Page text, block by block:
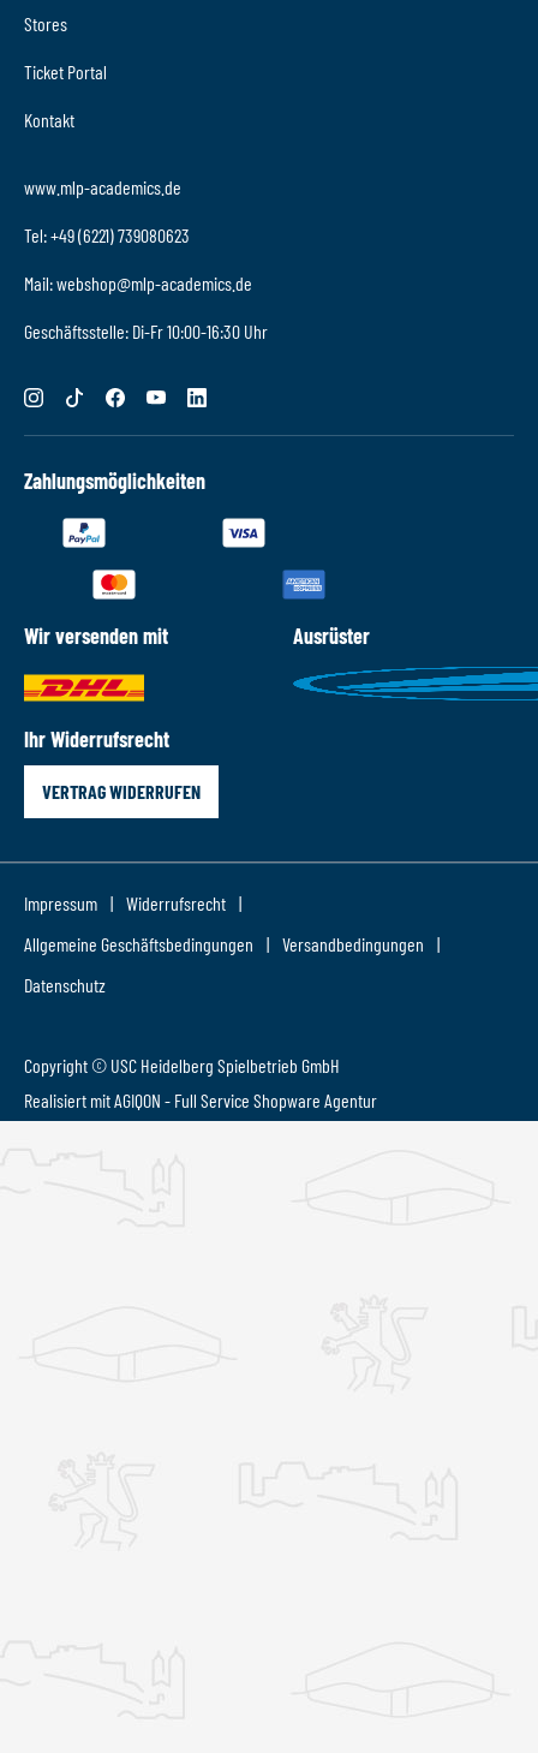
Stores
Ticket Portal
Kontakt
www.mlp-academics.de
Tel: +49 (6221) 739080623
Mail: webshop@mlp-academics.de
Geschäftsstelle: Di-Fr 10:00-16:30 Uhr
Zahlungsmöglichkeiten
Wir versenden mit Ausrüster
Ihr Widerrufsrecht
VERTRAG WIDERRUFEN
Copyright © USC Heidelberg Spielbetrieb GmbH
Impressum
Widerrufsrecht
Allgemeine Geschäftsbedingungen
Versandbedingungen
Datenschutz
Realisiert mit AGIQON - Full Service Shopware Agentur